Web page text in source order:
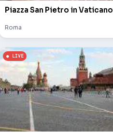
Piazza San Pietro in Vaticano
Roma